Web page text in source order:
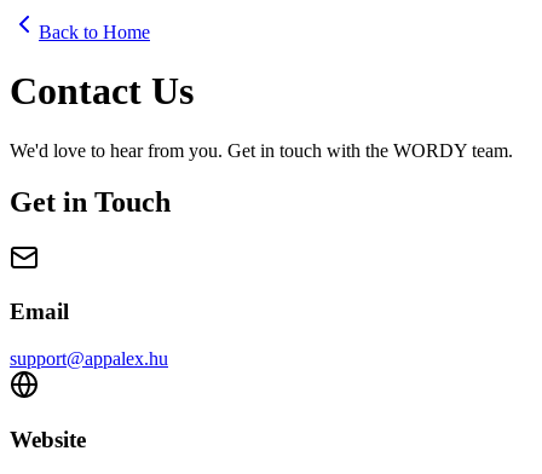
Back to Home
Contact Us
We'd love to hear from you. Get in touch with the WORDY team.
Get in Touch
Email
support@appalex.hu
Website